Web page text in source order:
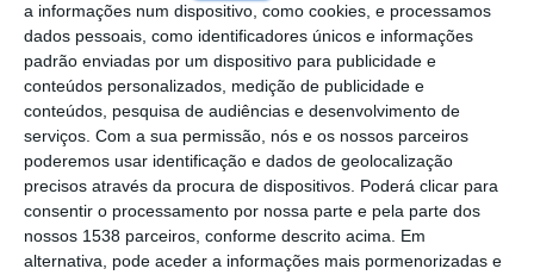
a informações num dispositivo, como cookies, e processamos
dados pessoais, como identificadores únicos e informações
padrão enviadas por um dispositivo para publicidade e
conteúdos personalizados, medição de publicidade e
conteúdos, pesquisa de audiências e desenvolvimento de
serviços. Com a sua permissão, nós e os nossos parceiros
poderemos usar identificação e dados de geolocalização
precisos através da procura de dispositivos. Poderá clicar para
consentir o processamento por nossa parte e pela parte dos
nossos 1538 parceiros, conforme descrito acima. Em
alternativa, pode aceder a informações mais pormenorizadas e
Portuguesa de Ténis, entre outras pessoas
ligadas ao CTS.
João Teixeira Leite saudou os presentes e
afirmou que o Clube de Ténis de Santarém
vai continuar a contar com o apoio do
Município em prol da melhoria contínua da
atividade, parabenizando ainda a “dinâmica